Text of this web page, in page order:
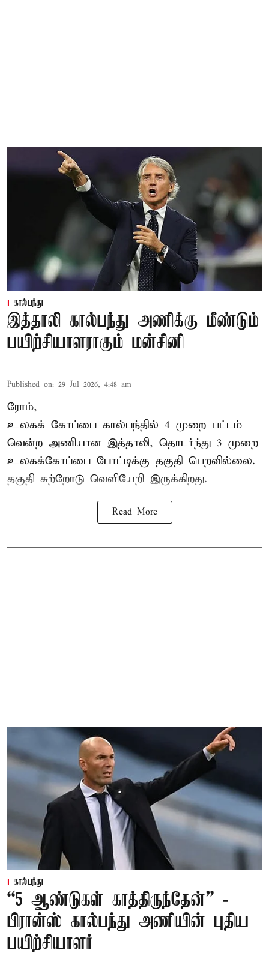
கால்பந்து
இத்தாலி கால்பந்து அணிக்கு மீண்டும்
பயிற்சியாளராகும் மன்சினி
Published on: 29 Jul 2026, 4:48 am
ரோம்,
உலகக் கோப்பை கால்பந்தில் 4 முறை பட்டம்
வென்ற அணியான இத்தாலி, தொடர்ந்து 3 முறை
உலகக்கோப்பை போட்டிக்கு தகுதி பெறவில்லை.
தகுதி சுற்றோடு வெளியேறி இருக்கிறது.
Read More
கால்பந்து
“5 ஆண்டுகள் காத்திருந்தேன்” -
பிரான்ஸ் கால்பந்து அணியின் புதிய
பயிற்சியாளர்